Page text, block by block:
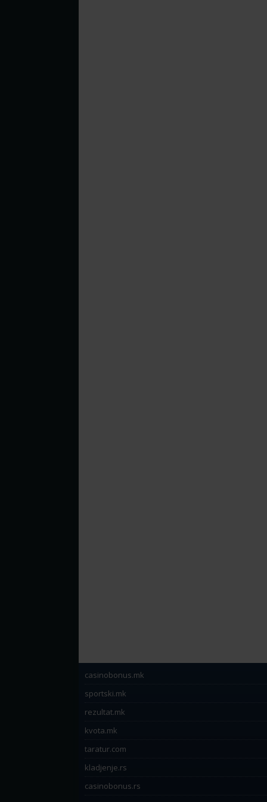
casinobonus.mk
sportski.mk
rezultat.mk
kvota.mk
taratur.com
kladjenje.rs
casinobonus.rs